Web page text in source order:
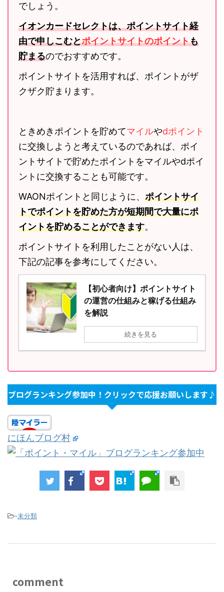
でしょう。
イオンカードセレクトは、ポイントサイト経
由で申しこむとポイントサイトのポイントも
貯まるのでおすすめです。
ポイントサイトを活用すれば、ポイントがザ
クザク貯まります。
ときめきポイントを貯めてマイルやdポイント
に交換しようと考えているのであれば、ポイ
ントサイトで貯めたポイントをマイルやdポイ
ントに交換することも可能です。
WAONポイントと同じように、 ポイントサイ
トでポイントを貯めた方が短期間で大量にポ
イントを貯めることができます。
ポイントサイトを利用したことがない人は、
下記の記事を参考にしてください。
【初心者向け】ポイントサイト
の運営の仕組みと稼げる仕組み
を解説
続きを見る
ブログランキング参加中！クリックで応援お願いします♪
にほんブログ村
-未分類
comment